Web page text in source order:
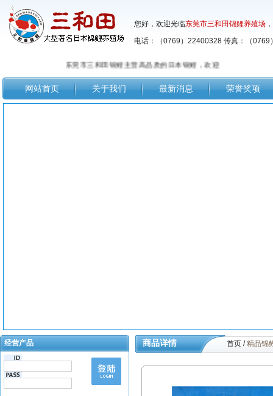
您好，欢迎光临东莞市三和田锦鲤养殖场
电话：（0769）22400328 传真：（0769
东莞市三和田锦鲤主营高品质的日本锦鲤，欢迎广大鱼友前来选购！
网站首页 关于我们 最新消息 荣誉奖项
经营产品 商品详情 首页 /精品锦